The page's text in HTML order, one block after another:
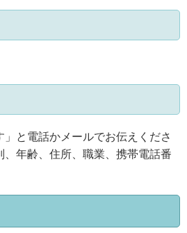
」と電話かメールでお伝えくださ
、年齢、住所、職業、携帯電話番